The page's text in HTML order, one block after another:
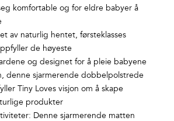
komfortable og for eldre babyer å
av naturlig hentet, førsteklasses
de høyeste
og designet for å pleie babyene
denne sjarmerende dobbelpolstrede
Tiny Loves visjon om å skape
produkter
Denne sjarmerende matten